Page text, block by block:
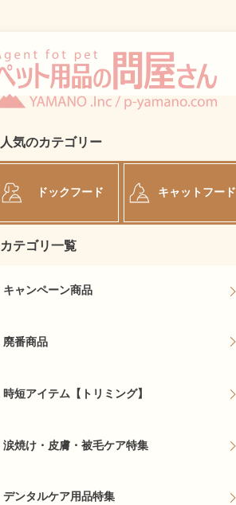
人気のカテゴリー
ドックフード キャットフード
カテゴリ一覧
キャンペーン商品
廃番商品
時短アイテム【トリミング】
涙焼け・皮膚・被毛ケア特集
デンタルケア用品特集